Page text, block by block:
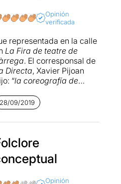
Opinión
verificada
representada en la calle
La Fira de teatre de
. El corresponsal de
Directa, Xavier Pijoan
“la coreografía de
fundamentada en la
entendida como
vital”y recordé estas
el ritmo, la música
movimiento me
mezclándose
y el presente más
28/09/2019
Opinión